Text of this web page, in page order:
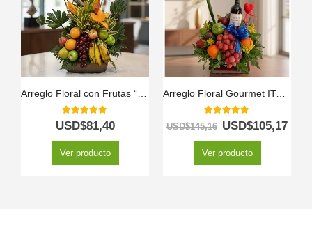
Arreglo Floral con Frutas “Bahamas” 🍍🌸
5.00out of 5
USD$81,40
Ver producto
Arreglo Floral Gourmet ITALINA con Vino y Frutas Exóticas 🍷
5.00 out of 5
USD$145,16 USD$105,17
Ver producto